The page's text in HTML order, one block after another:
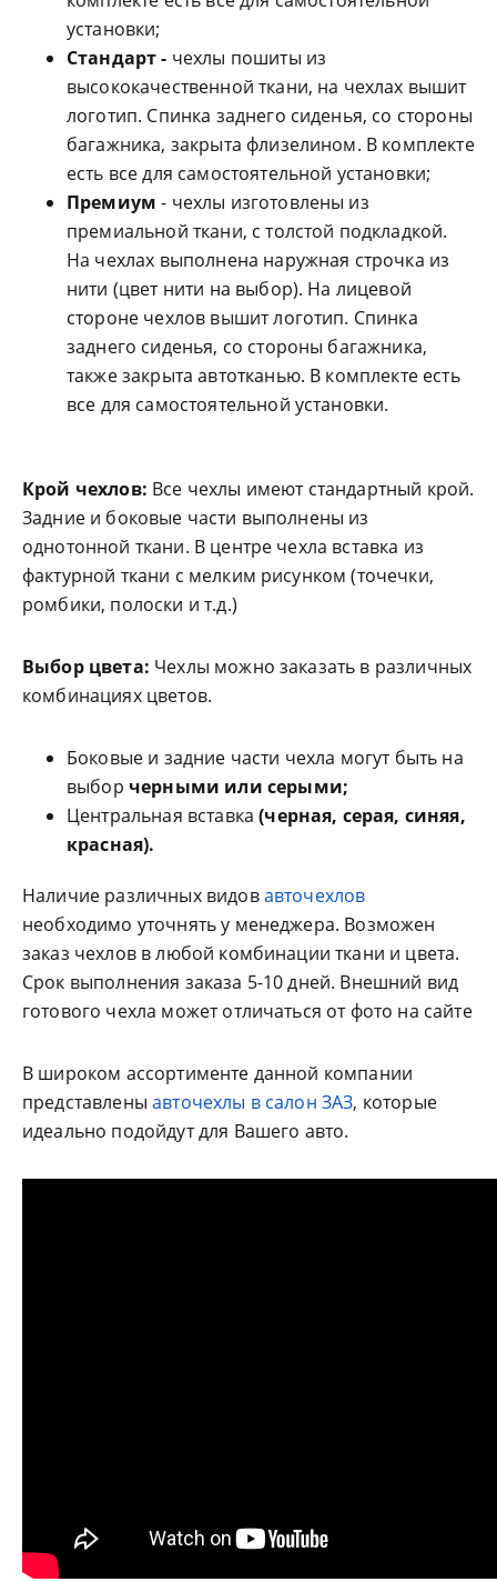
установки;
Стандарт - чехлы пошиты из
высококачественной ткани, на чехлах вышит
логотип. Спинка заднего сиденья, со стороны
багажника, закрыта флизелином. В комплекте
есть все для самостоятельной установки;
Премиум - чехлы изготовлены из
премиальной ткани, с толстой подкладкой.
На чехлах выполнена наружная строчка из
нити (цвет нити на выбор). На лицевой
стороне чехлов вышит логотип. Спинка
заднего сиденья, со стороны багажника,
также закрыта автотканью. В комплекте есть
все для самостоятельной установки.
Крой чехлов: Все чехлы имеют стандартный крой.
Задние и боковые части выполнены из
однотонной ткани. В центре чехла вставка из
фактурной ткани с мелким рисунком (точечки,
ромбики, полоски и т.д.)
Выбор цвета: Чехлы можно заказать в различных
комбинациях цветов.
Боковые и задние части чехла могут быть на
выбор черными или серыми;
Центральная вставка(черная, серая, синяя,
красная).
Наличие различных видовавточехлов
необходимо уточнять у менеджера. Возможен
заказ чехлов в любой комбинации ткани и цвета.
Срок выполнения заказа 5-10 дней. Внешний вид
готового чехла может отличаться от фото на сайте
В широком ассортименте данной компании
представленыавточехлы в салон ЗАЗ, которые
идеально подойдут для Вашего авто.